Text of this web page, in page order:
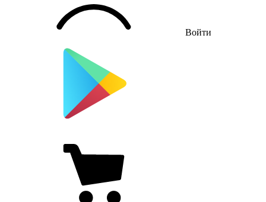
Войти